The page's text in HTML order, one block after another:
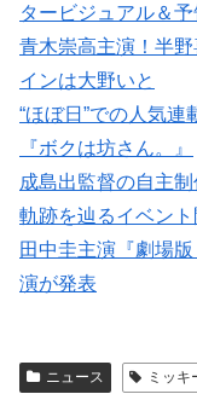
タービジュアル＆
青木崇高主演！半野
インは大野いと
“ほぼ日”での人気
『ボクは坊さん。』
成島出監督の自主
軌跡を辿るイベント
田中圭主演『劇場
演が発表
ニュース ミッキ